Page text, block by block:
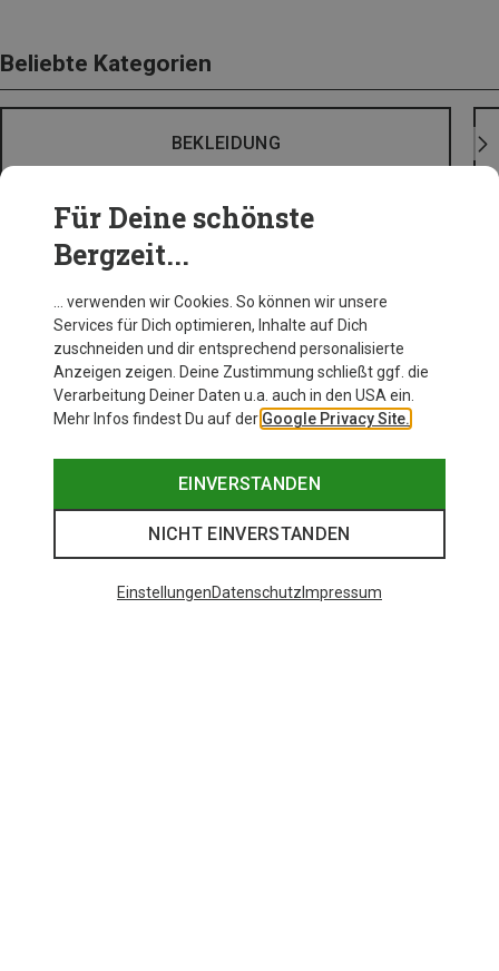
Beliebte Kategorien
BEKLEIDUNG
Für Deine schönste
Bergzeit...
… verwenden wir Cookies. So können wir unsere
Services für Dich optimieren, Inhalte auf Dich
zuschneiden und dir entsprechend personalisierte
Anzeigen zeigen. Deine Zustimmung schließt ggf. die
Verarbeitung Deiner Daten u.a. auch in den USA ein.
Mehr Infos findest Du auf der Google Privacy Site.
EINVERSTANDEN
NICHT EINVERSTANDEN
EinstellungenDatenschutz Impressum